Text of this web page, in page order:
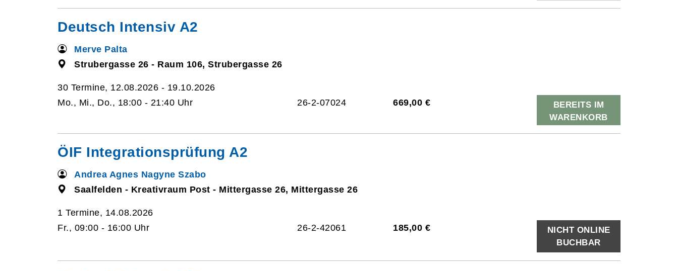
Deutsch Intensiv A2
Merve Palta
Strubergasse 26 - Raum 106, Strubergasse 26
30 Termine, 12.08.2026 - 19.10.2026
Mo., Mi., Do., 18:00 - 21:40 Uhr
26-2-07024 669,00 €
BEREITS IM
WARENKORB
ÖIF Integrationsprüfung A2
Andrea Agnes Nagyne Szabo
Saalfelden - Kreativraum Post - Mittergasse 26, Mittergasse 26
1 Termine, 14.08.2026
Fr., 09:00 - 16:00 Uhr
26-2-42061 185,00 €
NICHT ONLINE
BUCHBAR